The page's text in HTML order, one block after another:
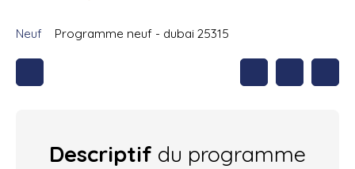
Neuf Programme neuf - dubai 25315
Descriptif du programme